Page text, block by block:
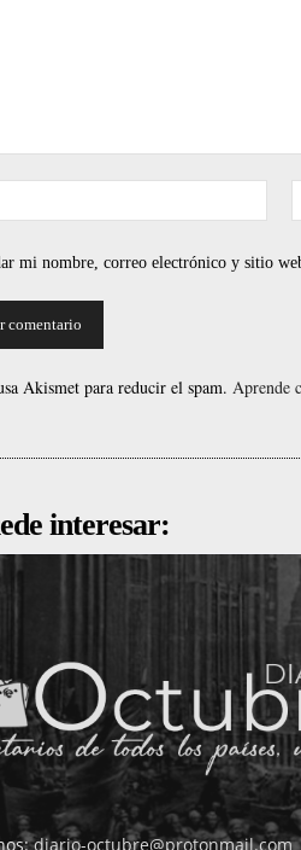
mi nombre, correo electrónico y sitio
Akismet para reducir el spam. Aprende
interesar:
diario-octubre@protonmail.com